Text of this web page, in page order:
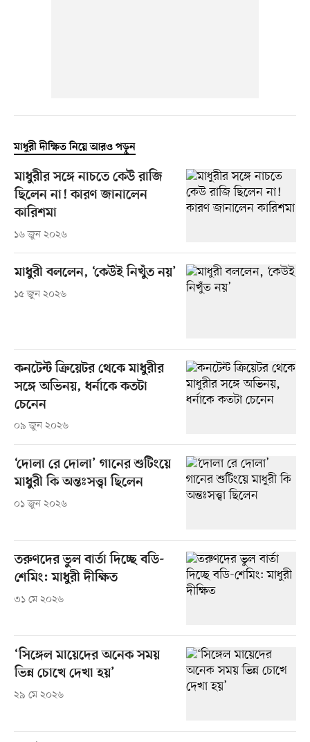
মাধুরী দীক্ষিত নিয়ে আরও পড়ুন
মাধুরীর সঙ্গে নাচতে কেউ রাজি
ছিলেন না! কারণ জানালেন
কারিশমা
১৬ জুন ২০২৬
মাধুরী বললেন, ‘কেউই নিখুঁত নয়’
১৫ জুন ২০২৬
কনটেন্ট ক্রিয়েটর থেকে মাধুরীর
সঙ্গে অভিনয়, ধর্নাকে কতটা
চেনেন
০৯ জুন ২০২৬
‘দোলা রে দোলা’ গানের শুটিংয়ে
মাধুরী কি অন্তঃসত্ত্বা ছিলেন
০১ জুন ২০২৬
তরুণদের ভুল বার্তা দিচ্ছে বডি-
শেমিং: মাধুরী দীক্ষিত
৩১ মে ২০২৬
‘সিঙ্গেল মায়েদের অনেক সময়
ভিন্ন চোখে দেখা হয়’
২৯ মে ২০২৬